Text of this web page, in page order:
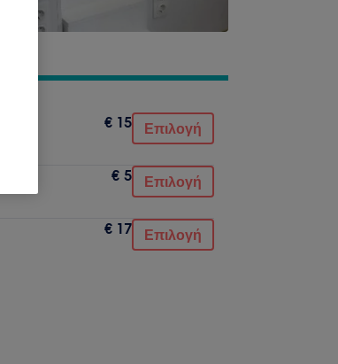
€ 15 Επιλογή
€ 5 Επιλογή
€ 17 Επιλογή